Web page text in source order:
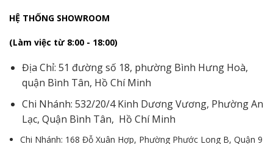
HỆ THỐNG SHOWROOM
(Làm việc từ 8:00 - 18:00)
Địa Chỉ: 51 đường số 18, phường Bình Hưng Hoà,
quận Bình Tân, Hồ Chí Minh
Chi Nhánh: 532/20/4 Kinh Dương Vương, Phường An
Lạc, Quận Bình Tân, Hồ Chí Minh
Chi Nhánh: 168 Đỗ Xuân Hợp, Phường Phước Long B, Quận 9